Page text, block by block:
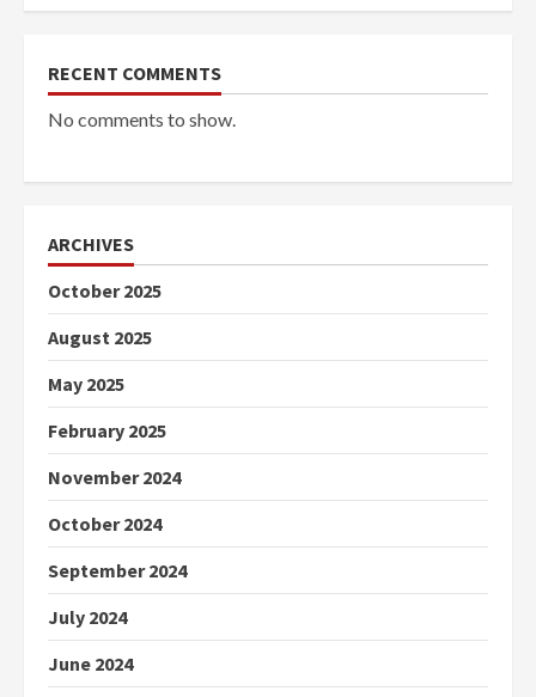
RECENT COMMENTS
No comments to show.
ARCHIVES
October 2025
August 2025
May 2025
February 2025
November 2024
October 2024
September 2024
July 2024
June 2024